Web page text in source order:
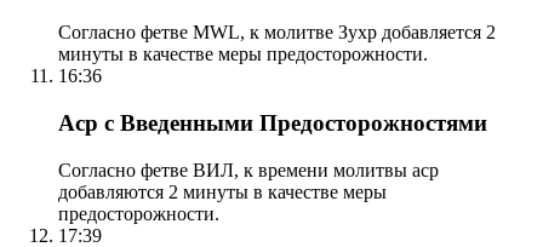
Согласно фетве MWL, к молитве Зухр добавляется 2
минуты в качестве меры предосторожности.
16:36
Аср с Введенными Предосторожностями
Согласно фетве ВИЛ, к времени молитвы аср
добавляются 2 минуты в качестве меры
предосторожности.
17:39